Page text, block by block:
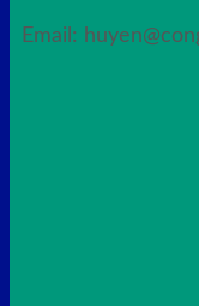
Email: